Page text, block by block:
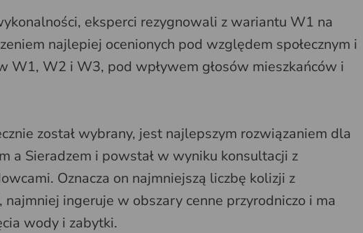
eksperci rezygnowali z wariantu W1 na
najlepiej ocenionych pod względem społecznym i
W1, W2 i W3, pod wpływem głosów mieszkańców i
został wybrany, jest najlepszym rozwiązaniem dla
a Sieradzem i powstał w wyniku konsultacji z
Oznacza on najmniejszą liczbę kolizji z
ingeruje w obszary cenne przyrodniczo i ma
wody i zabytki.